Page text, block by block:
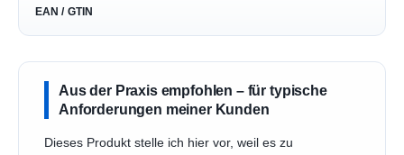
EAN / GTIN
Aus der Praxis empfohlen – für typische
Anforderungen meiner Kunden
Dieses Produkt stelle ich hier vor, weil es zu